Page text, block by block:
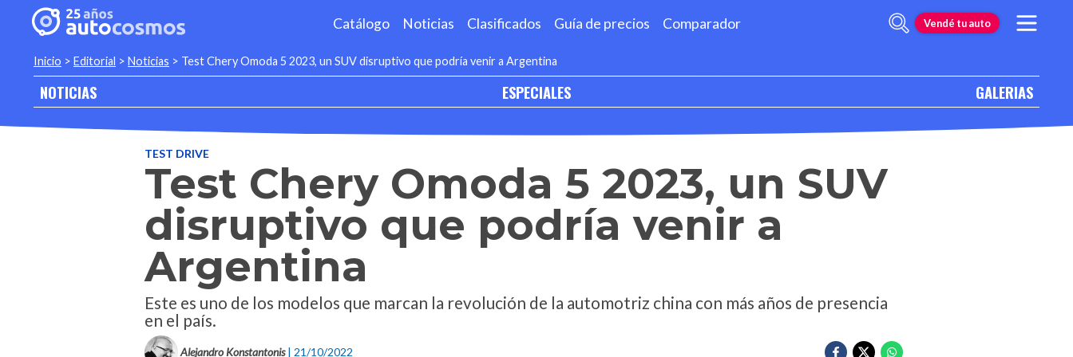
Catálogo Noticias Clasificados Guía de precios Comparador Vendé tu auto
Inicio > Editorial > Noticias > Test Chery Omoda 5 2023, un SUV disruptivo que podría venir a Argentina
NOTICIAS ESPECIALES GALERIAS
TEST DRIVE
Test Chery Omoda 5 2023, un SUV
disruptivo que podría venir a
Argentina
Este es uno de los modelos que marcan la revolución de la automotriz china con más años de presencia
en el país.
Alejandro Konstantonis | 21/10/2022